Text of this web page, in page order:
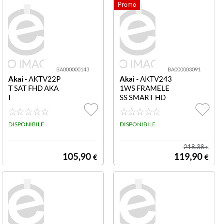
aiutarvi a scegliere il prodotto giusto per voi.
Smart Tech
Telefunken
Telesystem
DVB-C, DVB-S, DVB-S2, DVB-T, DVB-T2
DVB-T, DVB-T2
Dolby Atmos
MIS-D (100x100mm)
MIS-D (200x150mm)(1)
MIS-D (75x75mm)
MIS-E (10x10mm)
BA000000143
Akai- AKTV22P
T SAT FHD AKA
I
DISPONIBILE
105,90 €
BA000003091
Akai- AKTV243
1WS FRAMELE
SS SMART HD
DISPONIBILE
218,38€
119,90 €